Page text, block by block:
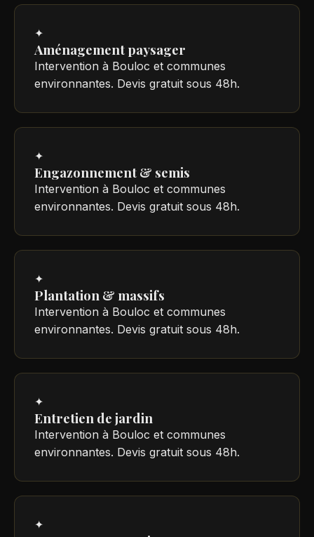
✦
Aménagement paysager
Intervention à Bouloc et communes
environnantes. Devis gratuit sous 48h.
✦
Engazonnement & semis
Intervention à Bouloc et communes
environnantes. Devis gratuit sous 48h.
✦
Plantation & massifs
Intervention à Bouloc et communes
environnantes. Devis gratuit sous 48h.
✦
Entretien de jardin
Intervention à Bouloc et communes
environnantes. Devis gratuit sous 48h.
✦